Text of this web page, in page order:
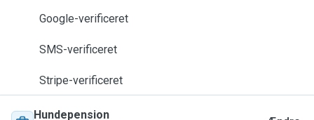
Google-verificeret
SMS-verificeret
Stripe-verificeret
Hundepension